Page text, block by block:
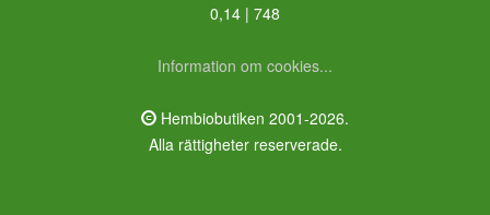
0,14 | 748
Information om cookies...
Hembiobutiken 2001-2026.
Alla rättigheter reserverade.